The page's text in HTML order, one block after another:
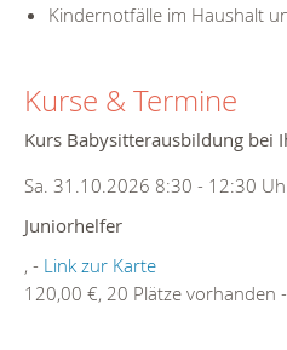
Kindernotfälle im Haushalt
Kurse & Termine
Kurs Babysitterausbildung bei
Sa. 31.10.2026 8:30 - 12:30
Juniorhelfer
, - Link zur Karte
120,00 €, 20 Plätze vorhanden -